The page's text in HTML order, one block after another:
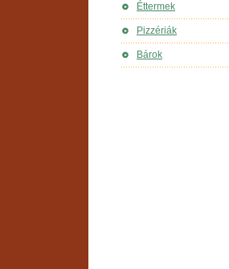
Éttermek
Pizzériák
Bárok